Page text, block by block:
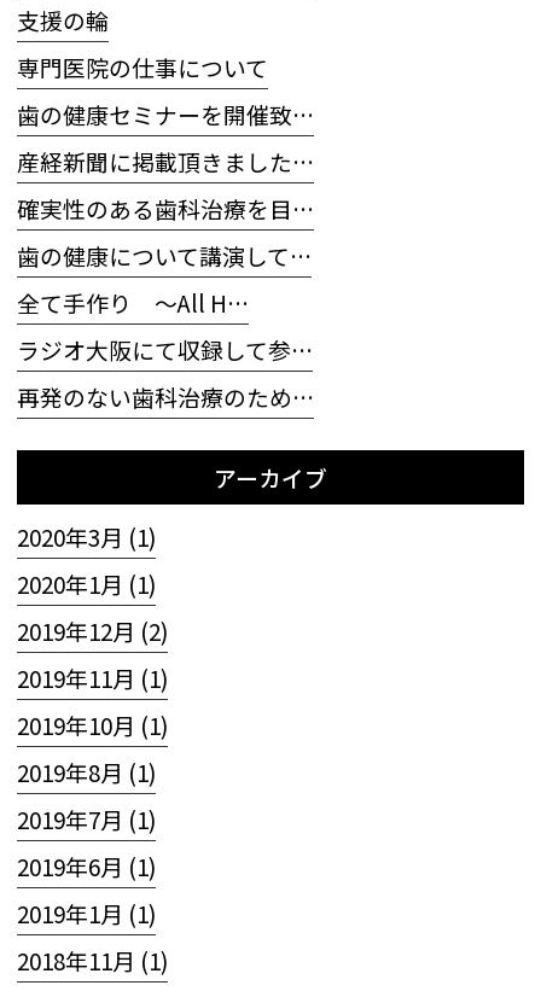
支援の輪
専門医院の仕事について
歯の健康セミナーを開催致…
産経新聞に掲載頂きました…
確実性のある歯科治療を目…
歯の健康について講演して…
全て手作り 〜All H…
ラジオ大阪にて収録して参…
再発のない歯科治療のため…
アーカイブ
2020年3月 (1)
2020年1月 (1)
2019年12月 (2)
2019年11月 (1)
2019年10月 (1)
2019年8月 (1)
2019年7月 (1)
2019年6月 (1)
2019年1月 (1)
2018年11月 (1)